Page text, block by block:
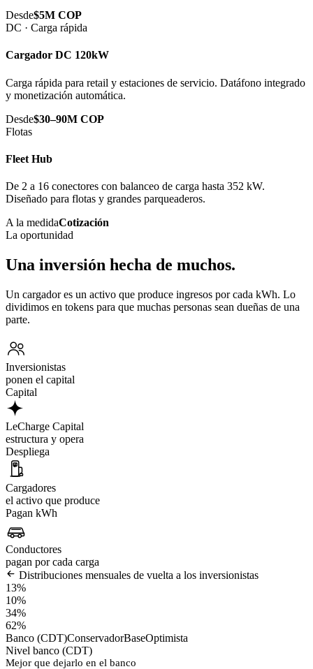
Desde$5M COP
DC · Carga rápida
Cargador DC 120kW
Carga rápida para retail y estaciones de servicio. Datáfono integrado
y monetización automática.
Desde$30–90M COP
Flotas
Fleet Hub
De 2 a 16 conectores con balanceo de carga hasta 352 kW.
Diseñado para flotas y grandes parqueaderos.
A la medidaCotización
La oportunidad
Una inversión hecha de muchos.
Un cargador es un activo que produce ingresos por cada kWh. Lo
dividimos en tokens para que muchas personas sean dueñas de una
parte.
Inversionistas
ponen el capital
Capital
LeCharge Capital
estructura y opera
Despliega
Cargadores
el activo que produce
Pagan kWh
Conductores
pagan por cada carga
Distribuciones mensuales de vuelta a los inversionistas
13%
10%
34%
62%
Banco (CDT)ConservadorBaseOptimista
Nivel banco (CDT)
Mejor que dejarlo en el banco